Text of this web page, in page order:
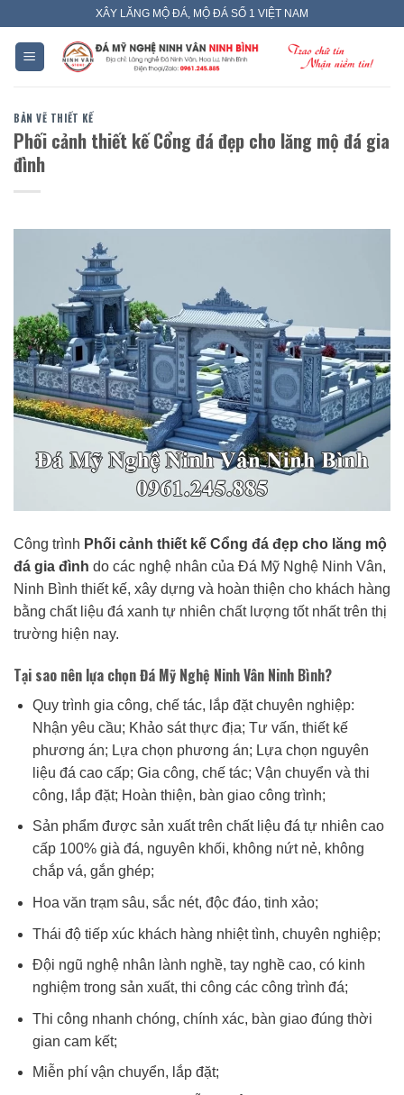
content
XÂY LĂNG MỘ ĐÁ, MỘ ĐÁ SỐ 1 VIỆT NAM
BẢN VẼ THIẾT KẾ
Phối cảnh thiết kế Cổng đá đẹp cho lăng mộ đá gia
đình
Công trình Phối cảnh thiết kế Cổng đá đẹp cho lăng mộ
đá gia đình do các nghệ nhân của Đá Mỹ Nghệ Ninh Vân,
Ninh Bình thiết kế, xây dựng và hoàn thiện cho khách hàng
bằng chất liệu đá xanh tự nhiên chất lượng tốt nhất trên thị
trường hiện nay.
Tại sao nên lựa chọn Đá Mỹ Nghệ Ninh Vân Ninh Bình?
Quy trình gia công, chế tác, lắp đặt chuyên nghiệp:
Nhận yêu cầu; Khảo sát thực địa; Tư vấn, thiết kế
phương án; Lựa chọn phương án; Lựa chọn nguyên
liệu đá cao cấp; Gia công, chế tác; Vận chuyển và thi
công, lắp đặt; Hoàn thiện, bàn giao công trình;
Sản phẩm được sản xuất trên chất liệu đá tự nhiên cao
cấp 100% già đá, nguyên khối, không nứt nẻ, không
chắp vá, gắn ghép;
Hoa văn trạm sâu, sắc nét, độc đáo, tinh xảo;
Thái độ tiếp xúc khách hàng nhiệt tình, chuyên nghiệp;
Đội ngũ nghệ nhân lành nghề, tay nghề cao, có kinh
nghiệm trong sản xuất, thi công các công trình đá;
Thi công nhanh chóng, chính xác, bàn giao đúng thời
gian cam kết;
Miễn phí vận chuyển, lắp đặt;